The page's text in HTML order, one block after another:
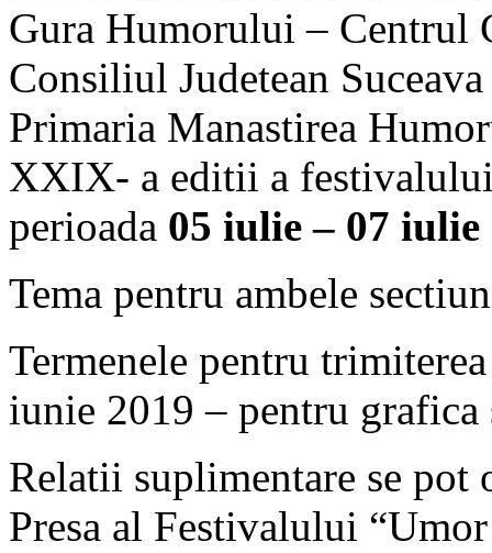
Gura Humorului – Centrul
Consiliul Judetean
Primaria Manastirea
XXIX- a editii a
perioada 05 iulie – 07 iulie
Tema pentru ambele
Termenele pentru
iunie 2019 – pentru
Relatii suplimentare se
Presa al Festivalului